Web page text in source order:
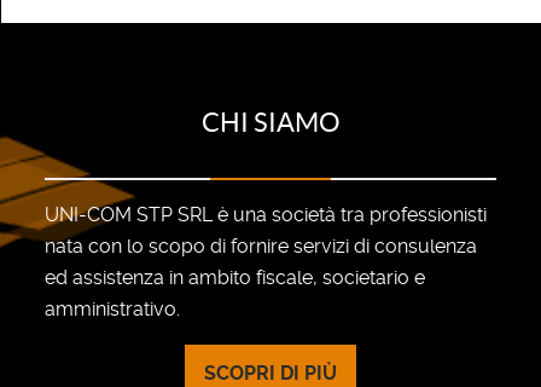
CHI SIAMO
UNI-COM STP SRL è una società tra professionisti
nata con lo scopo di fornire servizi di consulenza
ed assistenza in ambito fiscale, societario e
amministrativo.
SCOPRI DI PIÙ